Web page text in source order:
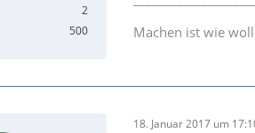
2
500
Machen ist wie
18. Januar 2017 um